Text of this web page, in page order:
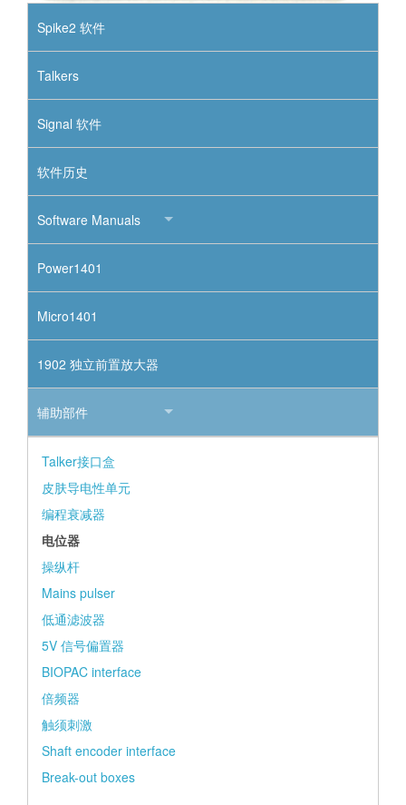
Spike2 软件
Talkers
Signal 软件
软件历史
Software Manuals
Power1401
Micro1401
1902 独立前置放大器
辅助部件
Talker接口盒
皮肤导电性单元
编程衰减器
电位器
操纵杆
Mains pulser
低通滤波器
5V 信号偏置器
BIOPAC interface
倍频器
触须刺激
Shaft encoder interface
Break-out boxes